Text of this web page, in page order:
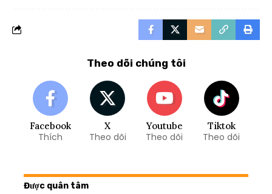
Theo dõi chúng tôi
Facebook
Thích
X
Theo dõi
Youtube
Theo dõi
Tiktok
Theo dõi
Được quân tâm